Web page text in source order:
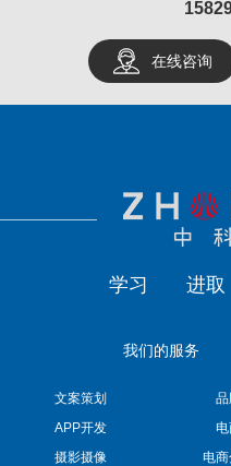
在线咨询
学习 进取
我们的服务
文案策划
APP开发
摄影摄像
电